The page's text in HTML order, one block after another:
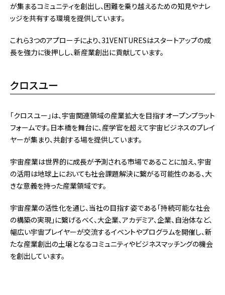
が集まるコミュニティを創出し、困難を乗り越えるための知見やナレ
ッジを共有する環境を提供しています。
これら3つのアプローチにより、31VENTURESはスタートアップの成
長を強力に後押しし、新産業創出に貢献しています。
クロスユー
「クロスユー」は、宇宙関連領域の産業拡大を目指すオープンプラット
フォームです。日本橋を舞台に、産学官を超えて宇宙ビジネスのプレイ
ヤーが集まり、共創する場を提供しています。
宇宙産業は世界的に成長が予測される市場であることに加え、宇宙
の活用は地球上においても社会課題解決に繋がる可能性のある、大
きな意義を持った産業領域です。
宇宙産業の活性化を通じ、当社の目指す姿である「持続可能な社会
の構築の実現」に繋げるべく、大企業、アカデミア、企業、自治体など、
幅広い宇宙プレイヤーが交流するイベントやプログラムを開催し、新
たな産業創出の土壌となるコミュニティやビジネスマッチングの機会
を創出しています。